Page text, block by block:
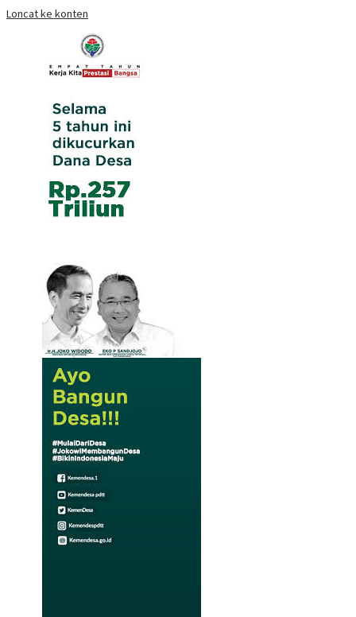
Loncat ke konten